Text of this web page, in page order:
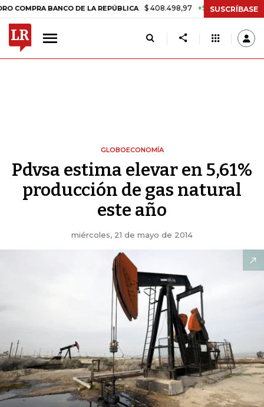
BANCO DE LA REPÚBLICA $ 408.498,97 +$ 8.753,81 +2,19%
SUSCRÍBASE
GLOBOECONOMÍA
Pdvsa estima elevar en 5,61%
producción de gas natural
este año
miércoles, 21 de mayo de 2014